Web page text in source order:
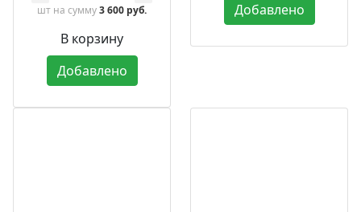
шт на сумму3 600 руб.
В корзину
Добавлено
Добавлено